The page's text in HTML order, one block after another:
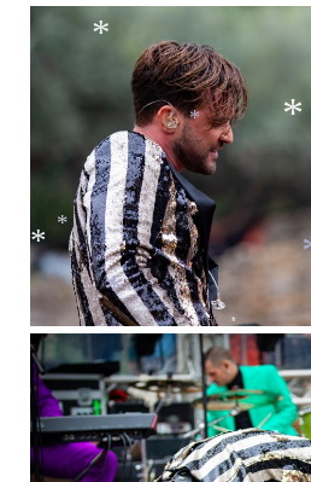
*
*
*
*
*
*
*
*